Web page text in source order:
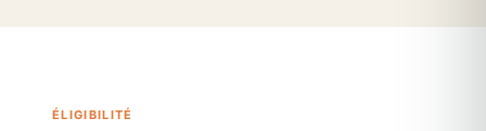
ÉLIGIBILITÉ